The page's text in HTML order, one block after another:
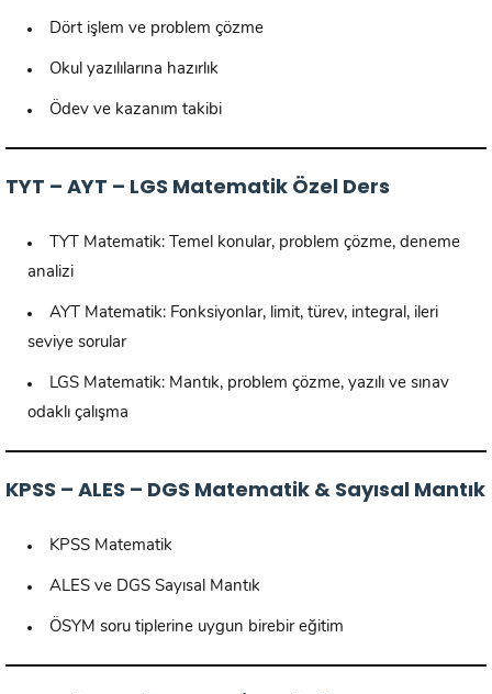
Dört işlem ve problem çözme
Okul yazılılarına hazırlık
Ödev ve kazanım takibi
TYT – AYT – LGS Matematik Özel Ders
TYT Matematik: Temel konular, problem çözme, deneme
analizi
AYT Matematik: Fonksiyonlar, limit, türev, integral, ileri
seviye sorular
LGS Matematik: Mantık, problem çözme, yazılı ve sınav
odaklı çalışma
KPSS – ALES – DGS Matematik & Sayısal Mantık
KPSS Matematik
ALES ve DGS Sayısal Mantık
ÖSYM soru tiplerine uygun birebir eğitim